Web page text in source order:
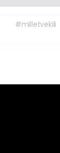
#milletvekili